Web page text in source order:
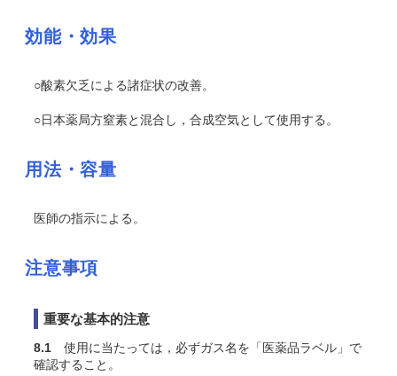
効能・効果
○酸素欠乏による諸症状の改善。
○日本薬局方窒素と混合し，合成空気として使用する。
用法・容量
医師の指示による。
注意事項
重要な基本的注意
8.1 使用に当たっては，必ずガス名を「医薬品ラベル」で
確認すること。